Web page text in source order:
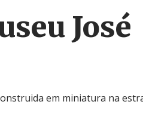
José
em miniatura na